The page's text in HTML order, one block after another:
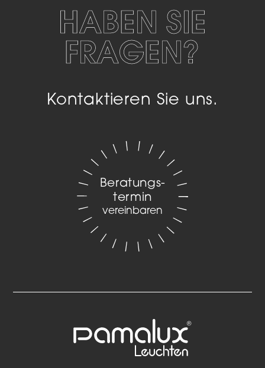
HABEN SIE
FRAGEN?
Kontaktieren Sie uns.
Beratungs­
termin
vereinbaren